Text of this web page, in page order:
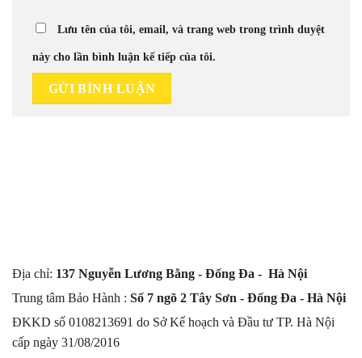
Lưu tên của tôi, email, và trang web trong trình duyệt
này cho lần bình luận kế tiếp của tôi.
Địa chỉ: 137 Nguyễn Lương Bằng - Đống Đa - Hà Nội
Trung tâm Bảo Hành : Số 7 ngõ 2 Tây Sơn - Đống Đa - Hà Nội
ĐKKD số 0108213691 do Sở Kế hoạch và Đầu tư TP. Hà Nội
cấp ngày 31/08/2016